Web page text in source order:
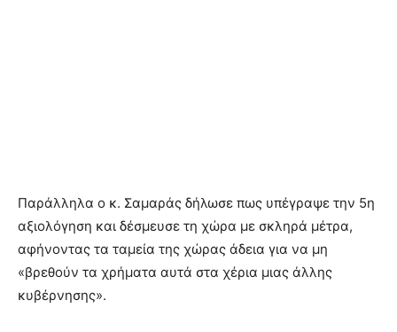
Παράλληλα ο κ. Σαμαράς δήλωσε πως υπέγραψε την 5η
αξιολόγηση και δέσμευσε τη χώρα με σκληρά μέτρα,
αφήνοντας τα ταμεία της χώρας άδεια για να μη
«βρεθούν τα χρήματα αυτά στα χέρια μιας άλλης
κυβέρνησης».